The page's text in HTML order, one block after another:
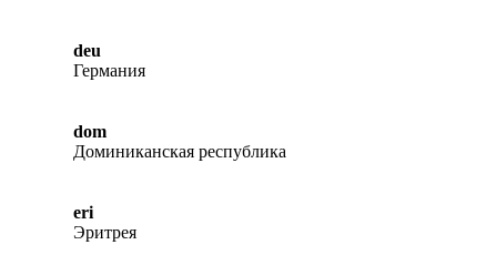
deu
Германия
dom
Доминиканская республика
eri
Эритрея